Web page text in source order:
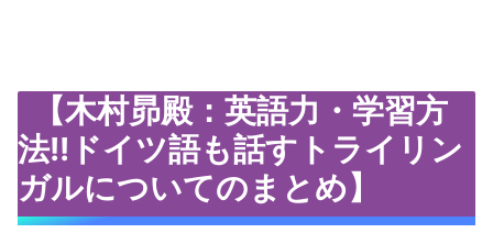
【木村昴殿：英語力・学習方
法!!ドイツ語も話すトライリン
ガルについてのまとめ】